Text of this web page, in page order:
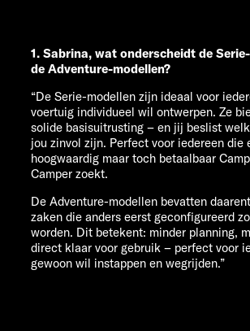
1. Sabrina, wat onderscheidt de
de Adventure-modellen?
“De Serie-modellen zijn ideaal voor
voertuig individueel wil ontwerpen. Ze
solide basisuitrusting – en jij beslist
jou zinvol zijn. Perfect voor iedereen die
hoogwaardig maar toch betaalbaar
Camper zoekt.
De Adventure-modellen bevatten
zaken die anders eerst geconfigureerd
worden. Dit betekent: minder planning,
direct klaar voor gebruik – perfect voor
gewoon wil instappen en wegrijden.”